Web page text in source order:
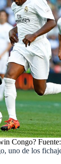
Congo?
uno de los